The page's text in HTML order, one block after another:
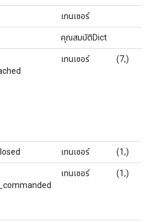
เทนเซอร์
คุณสมบัติDict
เทนเซอร์ (7,)
เทนเซอร์ (1,)
เทนเซอร์ (1,)